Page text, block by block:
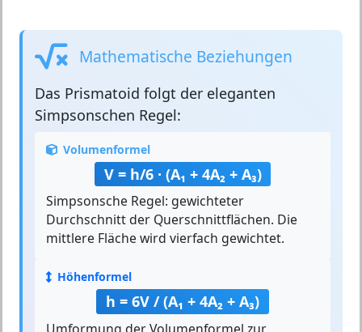
Mathematische Beziehungen
Das Prismatoid folgt der eleganten
Simpsonschen Regel:
Volumenformel
V = h/6 · (A₁ + 4A₂ + A₃)
Simpsonsche Regel: gewichteter
Durchschnitt der Querschnittflächen. Die
mittlere Fläche wird vierfach gewichtet.
Höhenformel
h = 6V / (A₁ + 4A₂ + A₃)